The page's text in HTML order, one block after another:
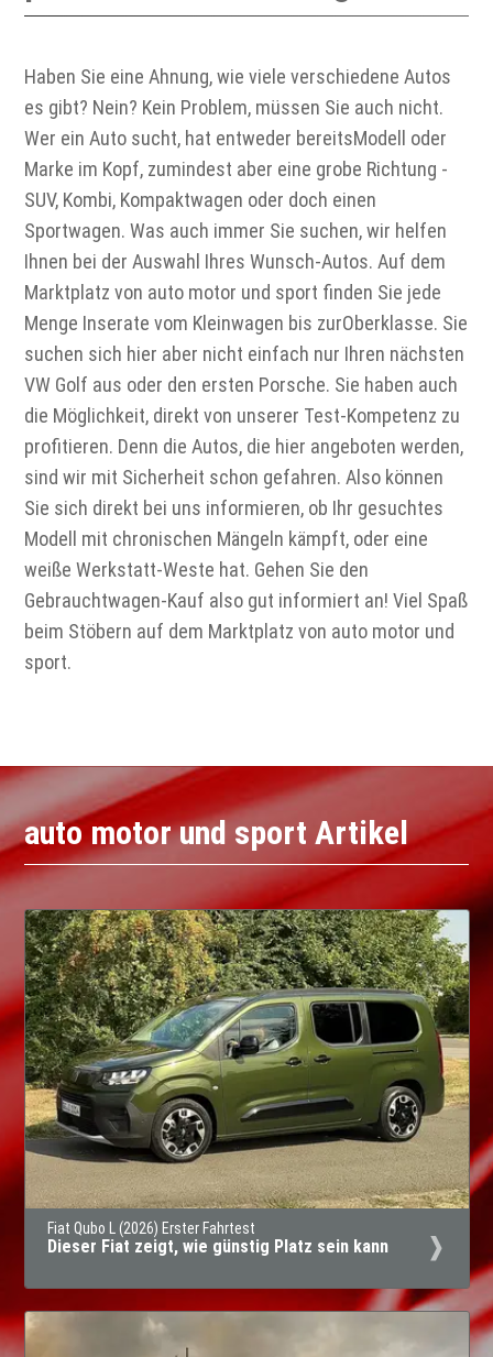
Haben Sie eine Ahnung, wie viele verschiedene Autos
es gibt? Nein? Kein Problem, müssen Sie auch nicht.
Wer ein Auto sucht, hat entweder bereitsModell oder
Marke im Kopf, zumindest aber eine grobe Richtung -
SUV, Kombi, Kompaktwagen oder doch einen
Sportwagen. Was auch immer Sie suchen, wir helfen
Ihnen bei der Auswahl Ihres Wunsch-Autos. Auf dem
Marktplatz von auto motor und sport finden Sie jede
Menge Inserate vom Kleinwagen bis zurOberklasse. Sie
suchen sich hier aber nicht einfach nur Ihren nächsten
VW Golf aus oder den ersten Porsche. Sie haben auch
die Möglichkeit, direkt von unserer Test-Kompetenz zu
profitieren. Denn die Autos, die hier angeboten werden,
sind wir mit Sicherheit schon gefahren. Also können
Sie sich direkt bei uns informieren, ob Ihr gesuchtes
Modell mit chronischen Mängeln kämpft, oder eine
weiße Werkstatt-Weste hat. Gehen Sie den
Gebrauchtwagen-Kauf also gut informiert an! Viel Spaß
beim Stöbern auf dem Marktplatz von auto motor und
sport.
auto motor und sport Artikel
Fiat Qubo L (2026) Erster Fahrtest
Dieser Fiat zeigt, wie günstig Platz sein kann